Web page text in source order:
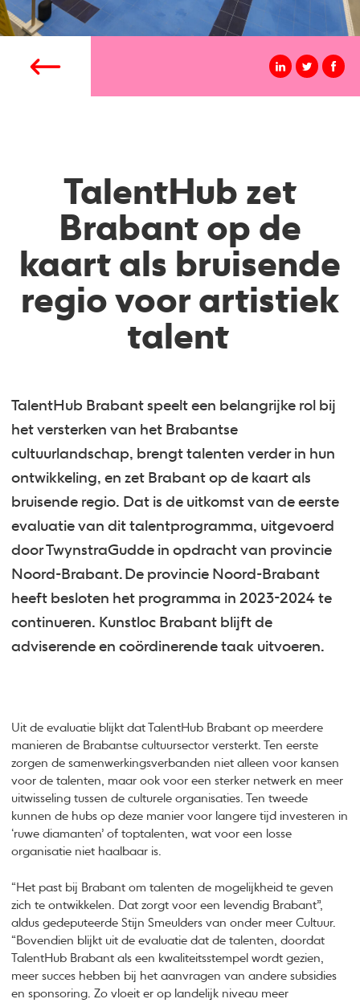
TalentHub zet
Brabant op de
kaart als bruisende
regio voor artistiek
talent
TalentHub Brabant speelt een belangrijke rol bij
het versterken van het Brabantse
cultuurlandschap, brengt talenten verder in hun
ontwikkeling, en zet Brabant op de kaart als
bruisende regio. Dat is de uitkomst van de eerste
evaluatie van dit talentprogramma, uitgevoerd
door TwynstraGudde in opdracht van provincie
Noord-Brabant. De provincie Noord-Brabant
heeft besloten het programma in 2023-2024 te
continueren. Kunstloc Brabant blijft de
adviserende en coördinerende taak uitvoeren.
Uit de evaluatie blijkt dat TalentHub Brabant op meerdere
manieren de Brabantse cultuursector versterkt. Ten eerste
zorgen de samenwerkingsverbanden niet alleen voor kansen
voor de talenten, maar ook voor een sterker netwerk en meer
uitwisseling tussen de culturele organisaties. Ten tweede
kunnen de hubs op deze manier voor langere tijd investeren in
‘ruwe diamanten’ of toptalenten, wat voor een losse
organisatie niet haalbaar is.
“Het past bij Brabant om talenten de mogelijkheid te geven
zich te ontwikkelen. Dat zorgt voor een levendig Brabant”,
aldus gedeputeerde Stijn Smeulders van onder meer Cultuur.
“Bovendien blijkt uit de evaluatie dat de talenten, doordat
TalentHub Brabant als een kwaliteitsstempel wordt gezien,
meer succes hebben bij het aanvragen van andere subsidies
en sponsoring. Zo vloeit er op landelijk niveau meer